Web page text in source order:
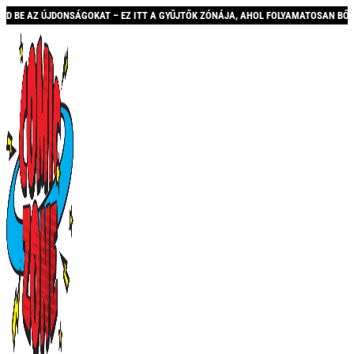
– EZ ITT A GYŰJTŐK ZÓNÁJA, AHOL FOLYAMATOSAN BŐVÜLŐ KÍNÁLATTAL